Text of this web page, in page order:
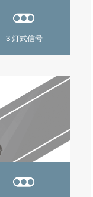
３灯式信号